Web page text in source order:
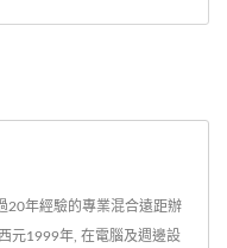
20年經驗的專業混合遠距辦
元1999年, 在電腦及週邊設